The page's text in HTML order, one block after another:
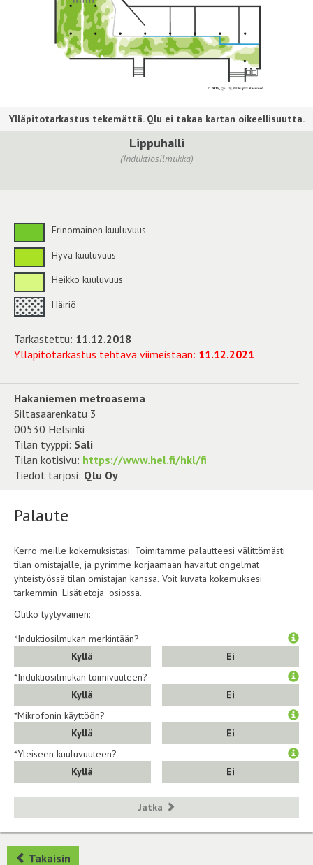
Lippuhalli
(Induktiosilmukka)
Erinomainen kuuluvuus
Hyvä kuuluvuus
Heikko kuuluvuus
Häiriö
Tarkastettu: 11.12.2018
Ylläpitotarkastus tehtävä viimeistään: 11.12.2021
Hakaniemen metroasema
Siltasaarenkatu 3
00530 Helsinki
Tilan tyyppi: Sali
Tilan kotisivu: https://www.hel.fi/hkl/fi
Tiedot tarjosi: Qlu Oy
Palaute
Kerro meille kokemuksistasi. Toimitamme palautteesi välittömästi
tilan omistajalle, ja pyrimme korjaamaan havaitut ongelmat
yhteistyössä tilan omistajan kanssa. Voit kuvata kokemuksesi
tarkemmin 'Lisätietoja' osiossa.
Olitko tyytyväinen:
*Induktiosilmukan merkintään?
Kyllä
Ei
*Induktiosilmukan toimivuuteen?
Kyllä
Ei
*Mikrofonin käyttöön?
Kyllä
Ei
*Yleiseen kuuluvuuteen?
Kyllä
Ei
Jatka
Takaisin